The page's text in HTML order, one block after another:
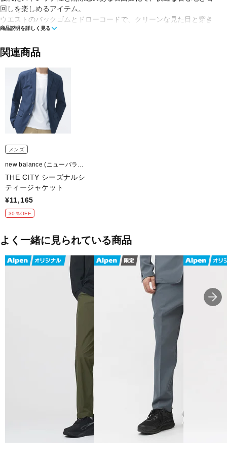
回しを楽しめるアイテム。
ウエストのバックゴムとドローコードで、クリーンな見た目と穿き
やすさと締め付けの少ない快適な穿き心地を実現。
おでかけからビジネスシーンまで幅広く活躍。
■カラー(メーカー表記)：
ネイビー(NGO：NATURAL INDIGO)
ブラック(BK：BLACK)
■素材：ポリエステル100％
■生産国：カンボジア
■メーカー型番：MB61O7TV
商品説明を詳しく見る
関連商品
メンズ
new balance (ニューバラン
ス)
THE CITY シーズナルシ
ティージャケット
¥11,165
30％OFF
よく一緒に見られている商品